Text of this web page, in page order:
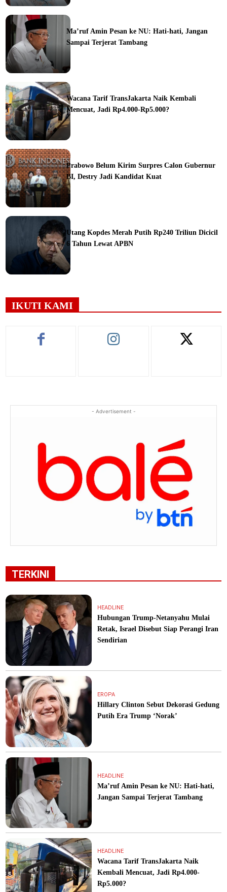
Ma’ruf Amin Pesan ke NU: Hati-hati, Jangan
Sampai Terjerat Tambang
Wacana Tarif TransJakarta Naik Kembali
Mencuat, Jadi Rp4.000-Rp5.000?
Prabowo Belum Kirim Surpres Calon Gubernur
BI, Destry Jadi Kandidat Kuat
Utang Kopdes Merah Putih Rp240 Triliun Dicicil
6 Tahun Lewat APBN
IKUTI KAMI
- Advertisement -
TERKINI
HEADLINE
Hubungan Trump-Netanyahu Mulai
Retak, Israel Disebut Siap Perangi Iran
Sendirian
EROPA
Hillary Clinton Sebut Dekorasi Gedung
Putih Era Trump ‘Norak’
HEADLINE
Ma’ruf Amin Pesan ke NU: Hati-hati,
Jangan Sampai Terjerat Tambang
HEADLINE
Wacana Tarif TransJakarta Naik
Kembali Mencuat, Jadi Rp4.000-
Rp5.000?